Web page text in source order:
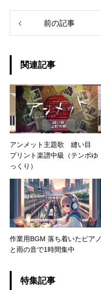
前の記事
関連記事
アンメット主題歌 縫い目
プリント楽譜中級（テンポゆ
っくり）
作業用BGM 落ち着いたピアノ
と雨の音で1時間集中
特集記事